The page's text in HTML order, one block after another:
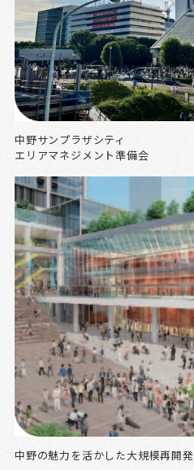
中野サンプラザシティ
エリアマネジメント準備会
中野の魅力を活かした大規模再開発